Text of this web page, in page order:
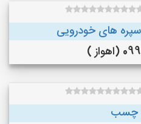
های خودرویی
)
چسب